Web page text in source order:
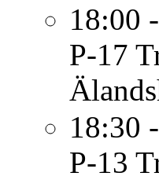
18:00
P-17
18:30
P-13